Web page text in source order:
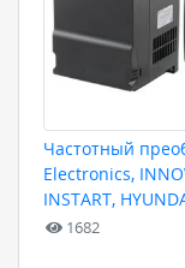
Частотный
Electronics,
INSTART,
1682